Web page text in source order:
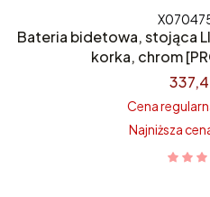
Bateria bidetowa, stojąca
korka, chrom
Cena
Najniższa